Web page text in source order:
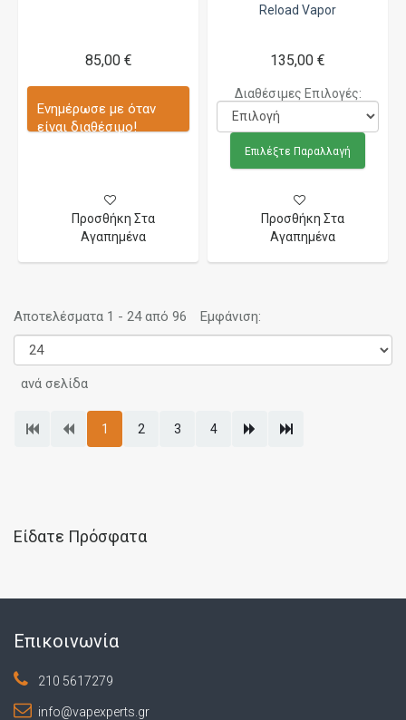
85,00 €
Ενημέρωσε με όταν
είναι διαθέσιμο!
Προσθήκη Στα
Αγαπημένα
Reload Vapor
135,00 €
Διαθέσιμες Επιλογές:
Επιλέξτε Παραλλαγή
Προσθήκη Στα
Αγαπημένα
Αποτελέσματα 1 - 24 από 96 Εμφάνιση:
ανά σελίδα
1 2 3 4
Είδατε Πρόσφατα
Επικοινωνία
210 5617279
info@vapexperts.gr